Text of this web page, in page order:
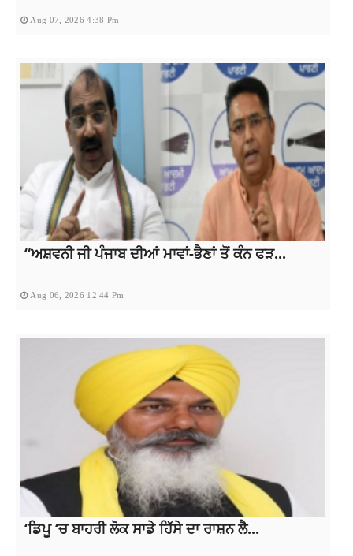
Aug 07, 2026 4:38 Pm
“ਅਸ਼ਵਨੀ ਜੀ ਪੰਜਾਬ ਦੀਆਂ ਮਾਵਾਂ-ਭੈਣਾਂ ਤੋਂ ਕੰਨ ਫੜ...
Aug 06, 2026 12:44 Pm
‘ਡਿਪੂ ‘ਚ ਬਾਹਰੀ ਲੋਕ ਸਾਡੇ ਹਿੱਸੇ ਦਾ ਰਾਸ਼ਨ ਲੈ...